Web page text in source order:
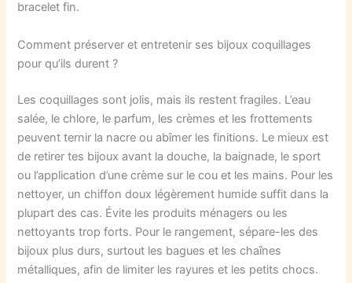
bracelet fin.
Comment préserver et entretenir ses bijoux coquillages
pour qu’ils durent ?
Les coquillages sont jolis, mais ils restent fragiles. L’eau
salée, le chlore, le parfum, les crèmes et les frottements
peuvent ternir la nacre ou abîmer les finitions. Le mieux est
de retirer tes bijoux avant la douche, la baignade, le sport
ou l’application d’une crème sur le cou et les mains. Pour les
nettoyer, un chiffon doux légèrement humide suffit dans la
plupart des cas. Évite les produits ménagers ou les
nettoyants trop forts. Pour le rangement, sépare-les des
bijoux plus durs, surtout les bagues et les chaînes
métalliques, afin de limiter les rayures et les petits chocs.